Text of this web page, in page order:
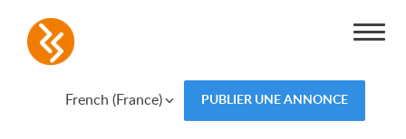
French (France) PUBLIER UNE ANNONCE